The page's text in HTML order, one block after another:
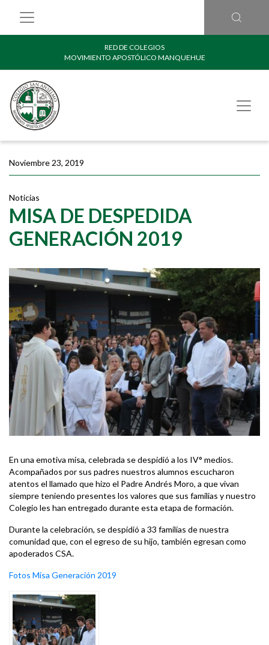
RED DE COLEGIOS
MOVIMIENTO APOSTÓLICO MANQUEHUE
Noviembre 23, 2019
Noticias
MISA DE DESPEDIDA
GENERACIÓN 2019
En una emotiva misa, celebrada se despidió a los IV° medios.
Acompañados por sus padres nuestros alumnos escucharon
atentos el llamado que hizo el Padre Andrés Moro, a que vivan
siempre teniendo presentes los valores que sus familias y nuestro
Colegio les han entregado durante esta etapa de formación.
Durante la celebración, se despidió a 33 familias de nuestra
comunidad que, con el egreso de su hijo, también egresan como
apoderados CSA.
Fotos Misa Generación 2019